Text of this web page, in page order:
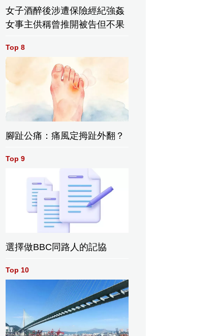
太孤單下單「求陪伴」意外獲外賣騎手及陌生人自發探病
影
患癌女生長期住院
太孤單下單「求陪
伴」意外獲外賣騎
手及陌生人自發探
病成臨時家人。影
女子酒醉後涉遭保險經紀強姦
女事主供稱曾推開被告但不果
Top 8
腳趾公痛：痛風定拇趾外翻？
Top 9
選擇做BBC同路人的記協
Top 10